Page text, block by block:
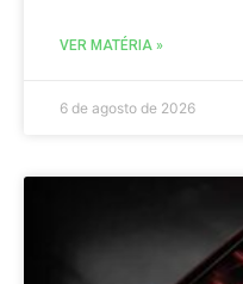
VER MATÉRIA »
6 de agosto de 2026